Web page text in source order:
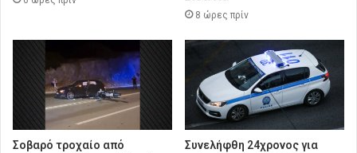
8 ώρες πρίν
Σοβαρό τροχαίο από
Συνελήφθη 24χρονος για